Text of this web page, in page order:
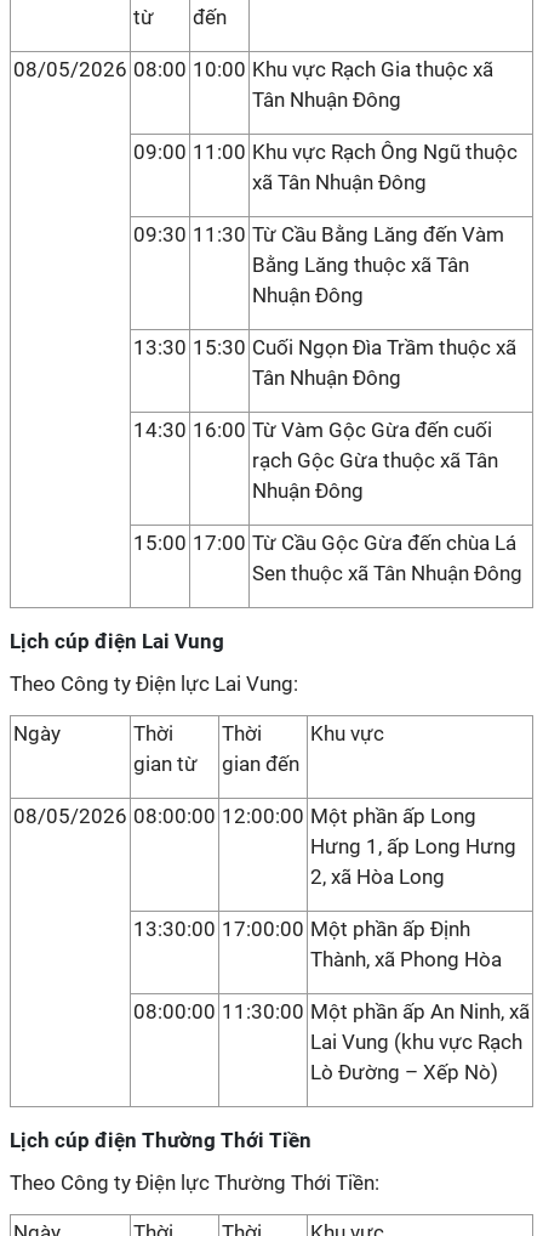
từ
đến
08/05/2026 08:00 10:00 Khu vực Rạch Gia thuộc xã
Tân Nhuận Đông
09:00 11:00 Khu vực Rạch Ông Ngũ thuộc
xã Tân Nhuận Đông
09:30 11:30 Từ Cầu Bằng Lăng đến Vàm
Bằng Lăng thuộc xã Tân
Nhuận Đông
13:30 15:30 Cuối Ngọn Đìa Trầm thuộc xã
Tân Nhuận Đông
14:30 16:00 Từ Vàm Gộc Gừa đến cuối
rạch Gộc Gừa thuộc xã Tân
Nhuận Đông
15:00 17:00 Từ Cầu Gộc Gừa đến chùa Lá
Sen thuộc xã Tân Nhuận Đông
Lịch cúp điện Lai Vung
Theo Công ty Điện lực Lai Vung:
Ngày
Thời
gian từ
Thời
gian đến
Khu vực
08/05/2026 08:00:00 12:00:00 Một phần ấp Long
Hưng 1, ấp Long Hưng
2, xã Hòa Long
13:30:00 17:00:00 Một phần ấp Định
Thành, xã Phong Hòa
08:00:00 11:30:00 Một phần ấp An Ninh, xã
Lai Vung (khu vực Rạch
Lò Đường – Xếp Nò)
Lịch cúp điện Thường Thới Tiền
Theo Công ty Điện lực Thường Thới Tiền: